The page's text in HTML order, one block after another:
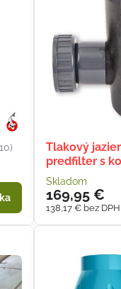
Tlakový
predfilter s
Skladom
169,95 €
138,17 € bez DPH